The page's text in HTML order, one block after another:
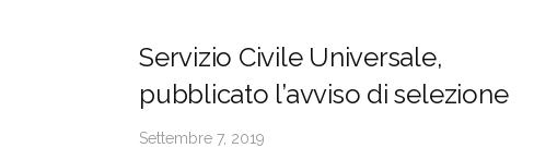
Servizio Civile Universale,
pubblicato l’avviso di selezione
Settembre 7, 2019